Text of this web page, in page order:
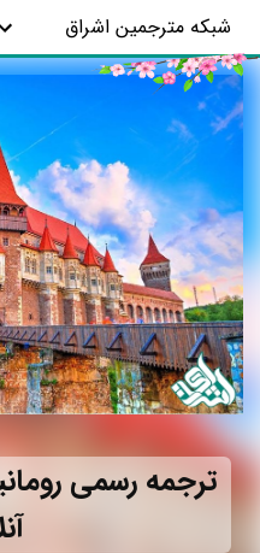
شبکه مترجمین اشراق
ترجمه رسمی